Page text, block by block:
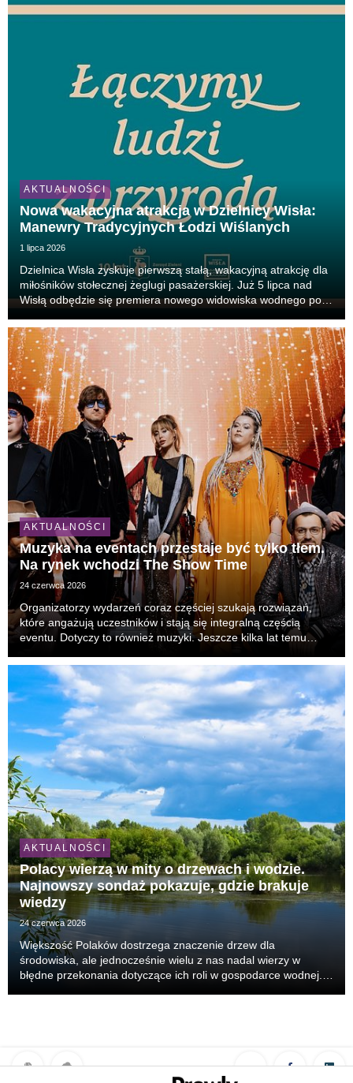
AKTUALNOŚCI
Nowa wakacyjna atrakcja w Dzielnicy Wisła:
Manewry Tradycyjnych Łodzi Wiślanych
1 lipca 2026
Dzielnica Wisła zyskuje pierwszą stałą, wakacyjną atrakcję dla
miłośników stołecznej żeglugi pasażerskiej. Już 5 lipca nad
Wisłą odbędzie się premiera nowego widowiska wodnego pod
w letni program wydarzeń organ...
AKTUALNOŚCI
Muzyka na eventach przestaje być tylko tłem.
Na rynek wchodzi The Show Time
24 czerwca 2026
Organizatorzy wydarzeń coraz częściej szukają rozwiązań,
które angażują uczestników i stają się integralną częścią
eventu. Dotyczy to również muzyki. Jeszcze kilka lat temu
od muzyki oczekuje się czegoś więcej...
AKTUALNOŚCI
Polacy wierzą w mity o drzewach i wodzie.
Najnowszy sondaż pokazuje, gdzie brakuje
wiedzy
24 czerwca 2026
Większość Polaków dostrzega znaczenie drzew dla
środowiska, ale jednocześnie wielu z nas nadal wierzy w
błędne przekonania dotyczące ich roli w gospodarce wodnej.